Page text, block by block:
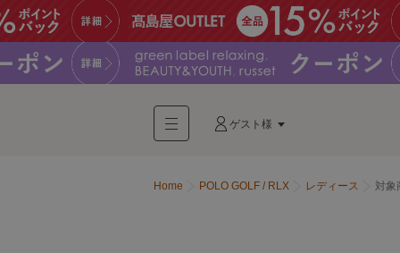
ゲスト様
Home POLO GOLF / RLX レディース 対象